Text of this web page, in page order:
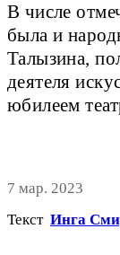
В числе
была и
Талызина,
деятеля
юбилеем
7 мар. 2023
Текст Инга